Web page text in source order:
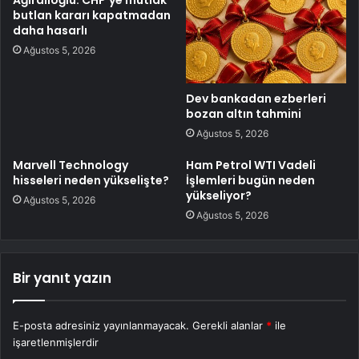
butlan kararı kapatmadan
daha hasarlı
Ağustos 5, 2026
Dev bankadan ezberleri
bozan altın tahmini
Ağustos 5, 2026
Marvell Technology
hisseleri neden yükselişte?
Ağustos 5, 2026
Ham Petrol WTI Vadeli
İşlemleri bugün neden
yükseliyor?
Ağustos 5, 2026
Bir yanıt yazın
E-posta adresiniz yayınlanmayacak. Gerekli alanlar * ile
işaretlenmişlerdir